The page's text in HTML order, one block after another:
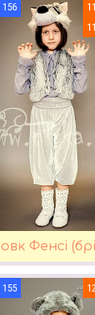
156
Фенсі
155